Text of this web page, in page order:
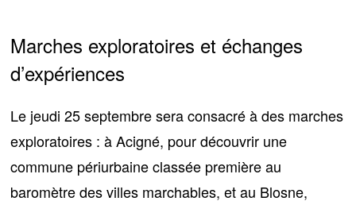
Marches exploratoires et échanges
d’expériences
Le jeudi 25 septembre sera consacré à des marches
exploratoires : à Acigné, pour découvrir une
commune périurbaine classée première au
baromètre des villes marchables, et au Blosne,